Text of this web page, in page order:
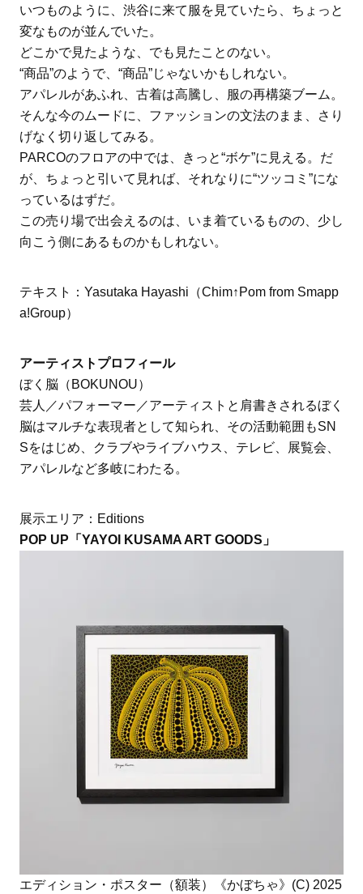
いつものように、渋谷に来て服を見ていたら、ちょっと
変なものが並んでいた。
どこかで見たような、でも見たことのない。
“商品”のようで、“商品”じゃないかもしれない。
アパレルがあふれ、古着は高騰し、服の再構築ブーム。
そんな今のムードに、ファッションの文法のまま、さり
げなく切り返してみる。
PARCOのフロアの中では、きっと“ボケ”に見える。だ
が、ちょっと引いて見れば、それなりに“ツッコミ”にな
っているはずだ。
この売り場で出会えるのは、いま着ているものの、少し
向こう側にあるものかもしれない。
テキスト：Yasutaka Hayashi（Chim↑Pom from Smapp
a!Group）
アーティストプロフィール
ぼく脳（BOKUNOU）
芸人／パフォーマー／アーティストと肩書きされるぼく
脳はマルチな表現者として知られ、その活動範囲もSN
Sをはじめ、クラブやライブハウス、テレビ、展覧会、
アパレルなど多岐にわたる。
展示エリア：Editions
POP UP「YAYOI KUSAMA ART GOODS」
エディション・ポスター（額装）《かぼちゃ》(C) 2025